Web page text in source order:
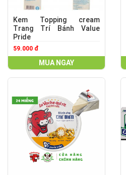
Kem Topping cream
Trang Trí Bánh Value
Pride
59.000 đ
MUA NGAY